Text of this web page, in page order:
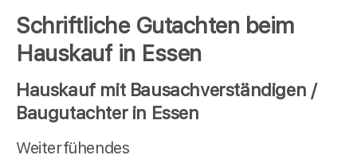
Schriftliche Gutachten beim
Hauskauf in Essen
Hauskauf mit Bausachverständigen /
Baugutachter in Essen
Weiterfühendes